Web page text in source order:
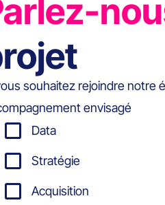
souhaitez rejoindre notre
envisagé
Data
Stratégie
Acquisition